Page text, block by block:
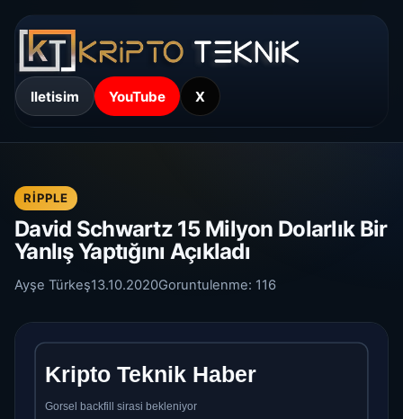
Iletisim YouTube X
RIPPLE
David Schwartz 15 Milyon Dolarlık Bir
Yanlış Yaptığını Açıkladı
Ayşe Türkeş13.10.2020Goruntulenme: 116